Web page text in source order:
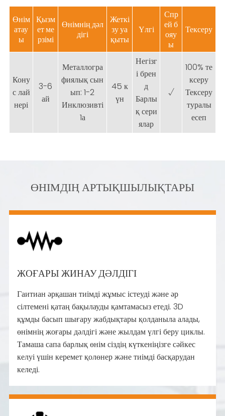
Өнім
атау
ы
Қызм
ет ме
рзімі
Өнімнің дәл
дігі
Жеткі
зу уа
қыты
Үлгі
Спр
ей б
ояу
ы
Тексеру
Кону
с лай
нері
3-6
ай
Металлогра
фиялық сын
ып: 1-2
Инклюзивті
1а
45 к
үн
Негізг
і брен
д
Барлы
қ сери
ялар
√
100% те
ксеру
Тексеру
туралы
есеп
ӨНІМДІҢ АРТЫҚШЫЛЫҚТАРЫ
ЖОҒАРЫ ЖИНАУ ДӘЛДІГІ
Гаитиан әрқашан тиімді жұмыс істеуді және әр
сілтемені қатаң бақылауды қамтамасыз етеді. 3D
құмды басып шығару жабдықтары қолданыла алады,
өнімнің жоғары дәлдігі және жылдам үлгі беру циклы.
Тамаша сапа барлық өнім сіздің күткеніңізге сәйкес
келуі үшін керемет қолөнер және тиімді басқарудан
келеді.